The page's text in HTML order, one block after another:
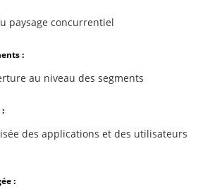
paysage concurrentiel
:
au niveau des segments
:
des applications et des utilisateurs
: